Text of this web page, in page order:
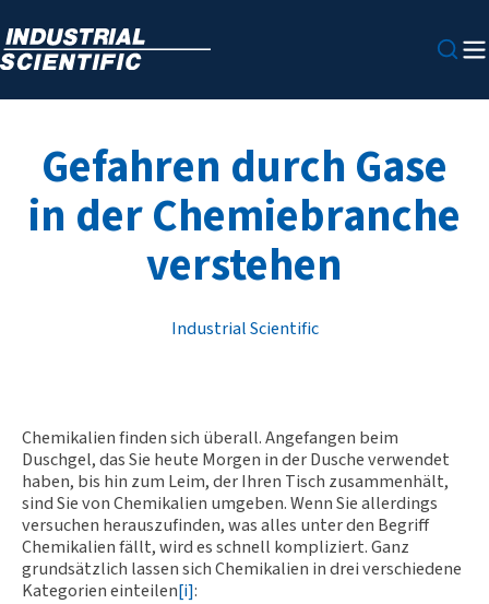
Gefahren durch Gase
in der Chemiebranche
verstehen
Industrial Scientific
Chemikalien finden sich überall. Angefangen beim
Duschgel, das Sie heute Morgen in der Dusche verwendet
haben, bis hin zum Leim, der Ihren Tisch zusammenhält,
sind Sie von Chemikalien umgeben. Wenn Sie allerdings
versuchen herauszufinden, was alles unter den Begriff
Chemikalien fällt, wird es schnell kompliziert. Ganz
grundsätzlich lassen sich Chemikalien in drei verschiedene
Kategorien einteilen[i]: